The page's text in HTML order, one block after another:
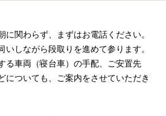
に関わらず、まずはお電話ください。
いしながら段取りを進めて参ります。
る車両（寝台車）の手配、ご安置先
についても、ご案内をさせていただき